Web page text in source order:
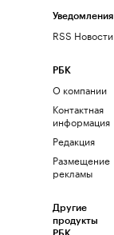
Уведомления
RSS Новости
РБК
О компании
Контактная
информация
Редакция
Размещение
рекламы
Другие
продукты